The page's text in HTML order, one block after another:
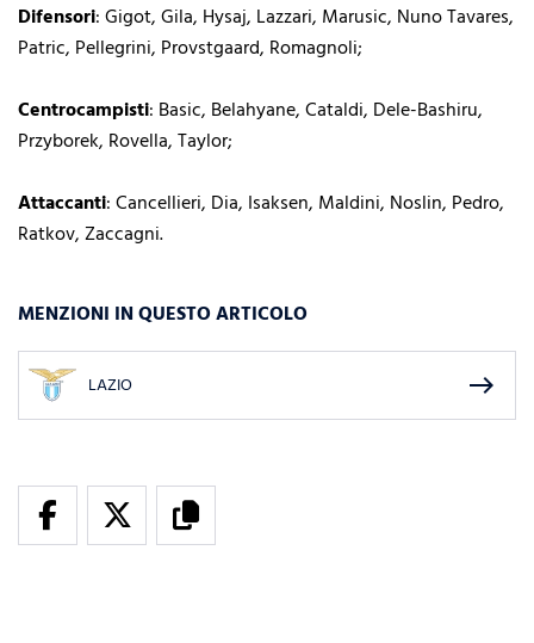
Difensori: Gigot, Gila, Hysaj, Lazzari, Marusic, Nuno Tavares,
Patric, Pellegrini, Provstgaard, Romagnoli;
Centrocampisti: Basic, Belahyane, Cataldi, Dele-Bashiru,
Przyborek, Rovella, Taylor;
Attaccanti: Cancellieri, Dia, Isaksen, Maldini, Noslin, Pedro,
Ratkov, Zaccagni.
MENZIONI IN QUESTO ARTICOLO
LAZIO east